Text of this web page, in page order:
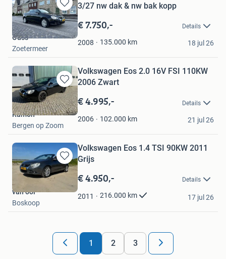
Bewaren
in
Mijn
Favorieten
3/27 nw dak & nw bak kopp
€ 7.750,- Details
2008 135.000 km
Ouss
Zoetermeer
18 jul 26
Bewaren
in
Mijn
Favorieten
Volkswagen Eos 2.0 16V FSI 110KW
2006 Zwart
€ 4.995,- Details
2006 102.000 km
Ramon
Bergen op Zoom
21 jul 26
Bewaren
in
Favorieten
Volkswagen Eos 1.4 TSI 90KW 2011
Grijs
€ 4.950,- Details
2011 216.000 km
van ooi
Boskoop
17 jul 26
1 2 3